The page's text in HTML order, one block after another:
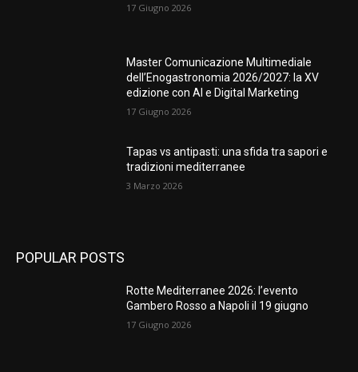
17 Giugno 2026
Master Comunicazione Multimediale
dell’Enogastronomia 2026/2027: la XV
edizione con AI e Digital Marketing
17 Giugno 2026
Tapas vs antipasti: una sfida tra sapori e
tradizioni mediterranee
3 Marzo 2026
POPULAR POSTS
Rotte Mediterranee 2026: l’evento
Gambero Rosso a Napoli il 19 giugno
17 Giugno 2026